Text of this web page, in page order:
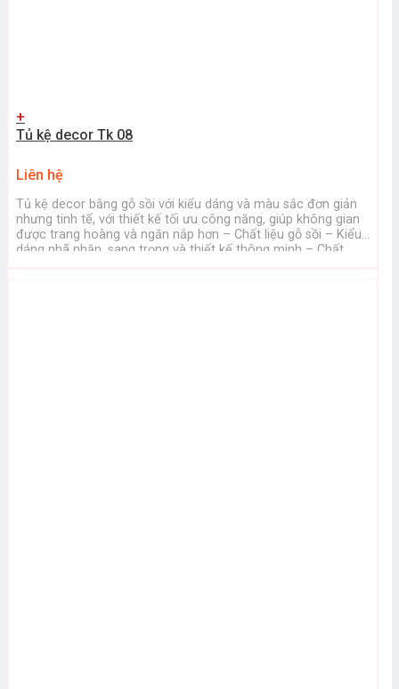
+
Tủ kệ decor Tk 08
Liên hệ
Tủ kệ decor bằng gỗ sồi với kiểu dáng và màu sắc đơn giản
nhưng tinh tế, với thiết kế tối ưu công năng, giúp không gian
được trang hoàng và ngăn nắp hơn – Chất liệu gỗ sồi – Kiểu
dáng nhã nhặn, sang trọng và thiết kế thông minh – Chất